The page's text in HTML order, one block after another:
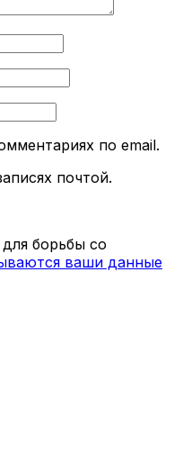
по email.
почтой.
борьбы со
ваши данные